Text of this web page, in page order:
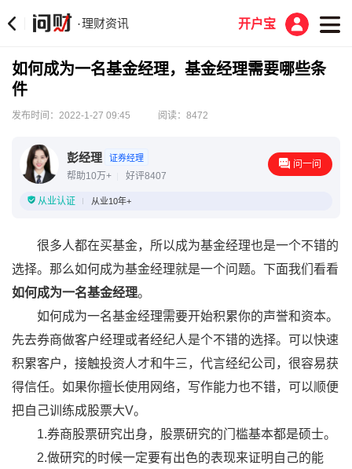
·理财资讯 开户宝
如何成为一名基金经理，基金经理需要哪些条
件
发布时间：2022-1-27 09:45 阅读：8472
彭经理 证券经理
帮助10万+ 好评8407
问一问
从业认证 从业10年+
很多人都在买基金，所以成为基金经理也是一个不错的
选择。那么如何成为基金经理就是一个问题。下面我们看看
如何成为一名基金经理。
如何成为一名基金经理需要开始积累你的声誉和资本。
先去券商做客户经理或者经纪人是个不错的选择。可以快速
积累客户，接触投资人才和牛三，代言经纪公司，很容易获
得信任。如果你擅长使用网络，写作能力也不错，可以顺便
把自己训练成股票大V。
1.券商股票研究出身，股票研究的门槛基本都是硕士。
2.做研究的时候一定要有出色的表现来证明自己的能